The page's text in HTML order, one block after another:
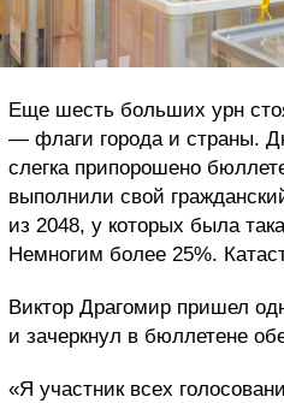
Еще шесть больших урн
— флаги города и страны.
слегка припорошено
выполнили свой
из 2048, у которых была
Немногим более 25%.
Виктор Драгомир пришел
и зачеркнул в бюллетене
«Я участник всех